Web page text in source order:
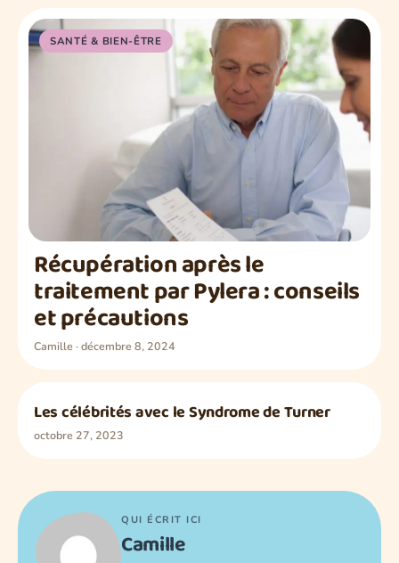
SANTÉ & BIEN-ÊTRE
Récupération après le
traitement par Pylera : conseils
et précautions
Camille·décembre 8, 2024
SANTÉ & BIEN-ÊTRE
Les célébrités avec le Syndrome de Turner
octobre 27, 2023
QUI ÉCRIT ICI
Camille